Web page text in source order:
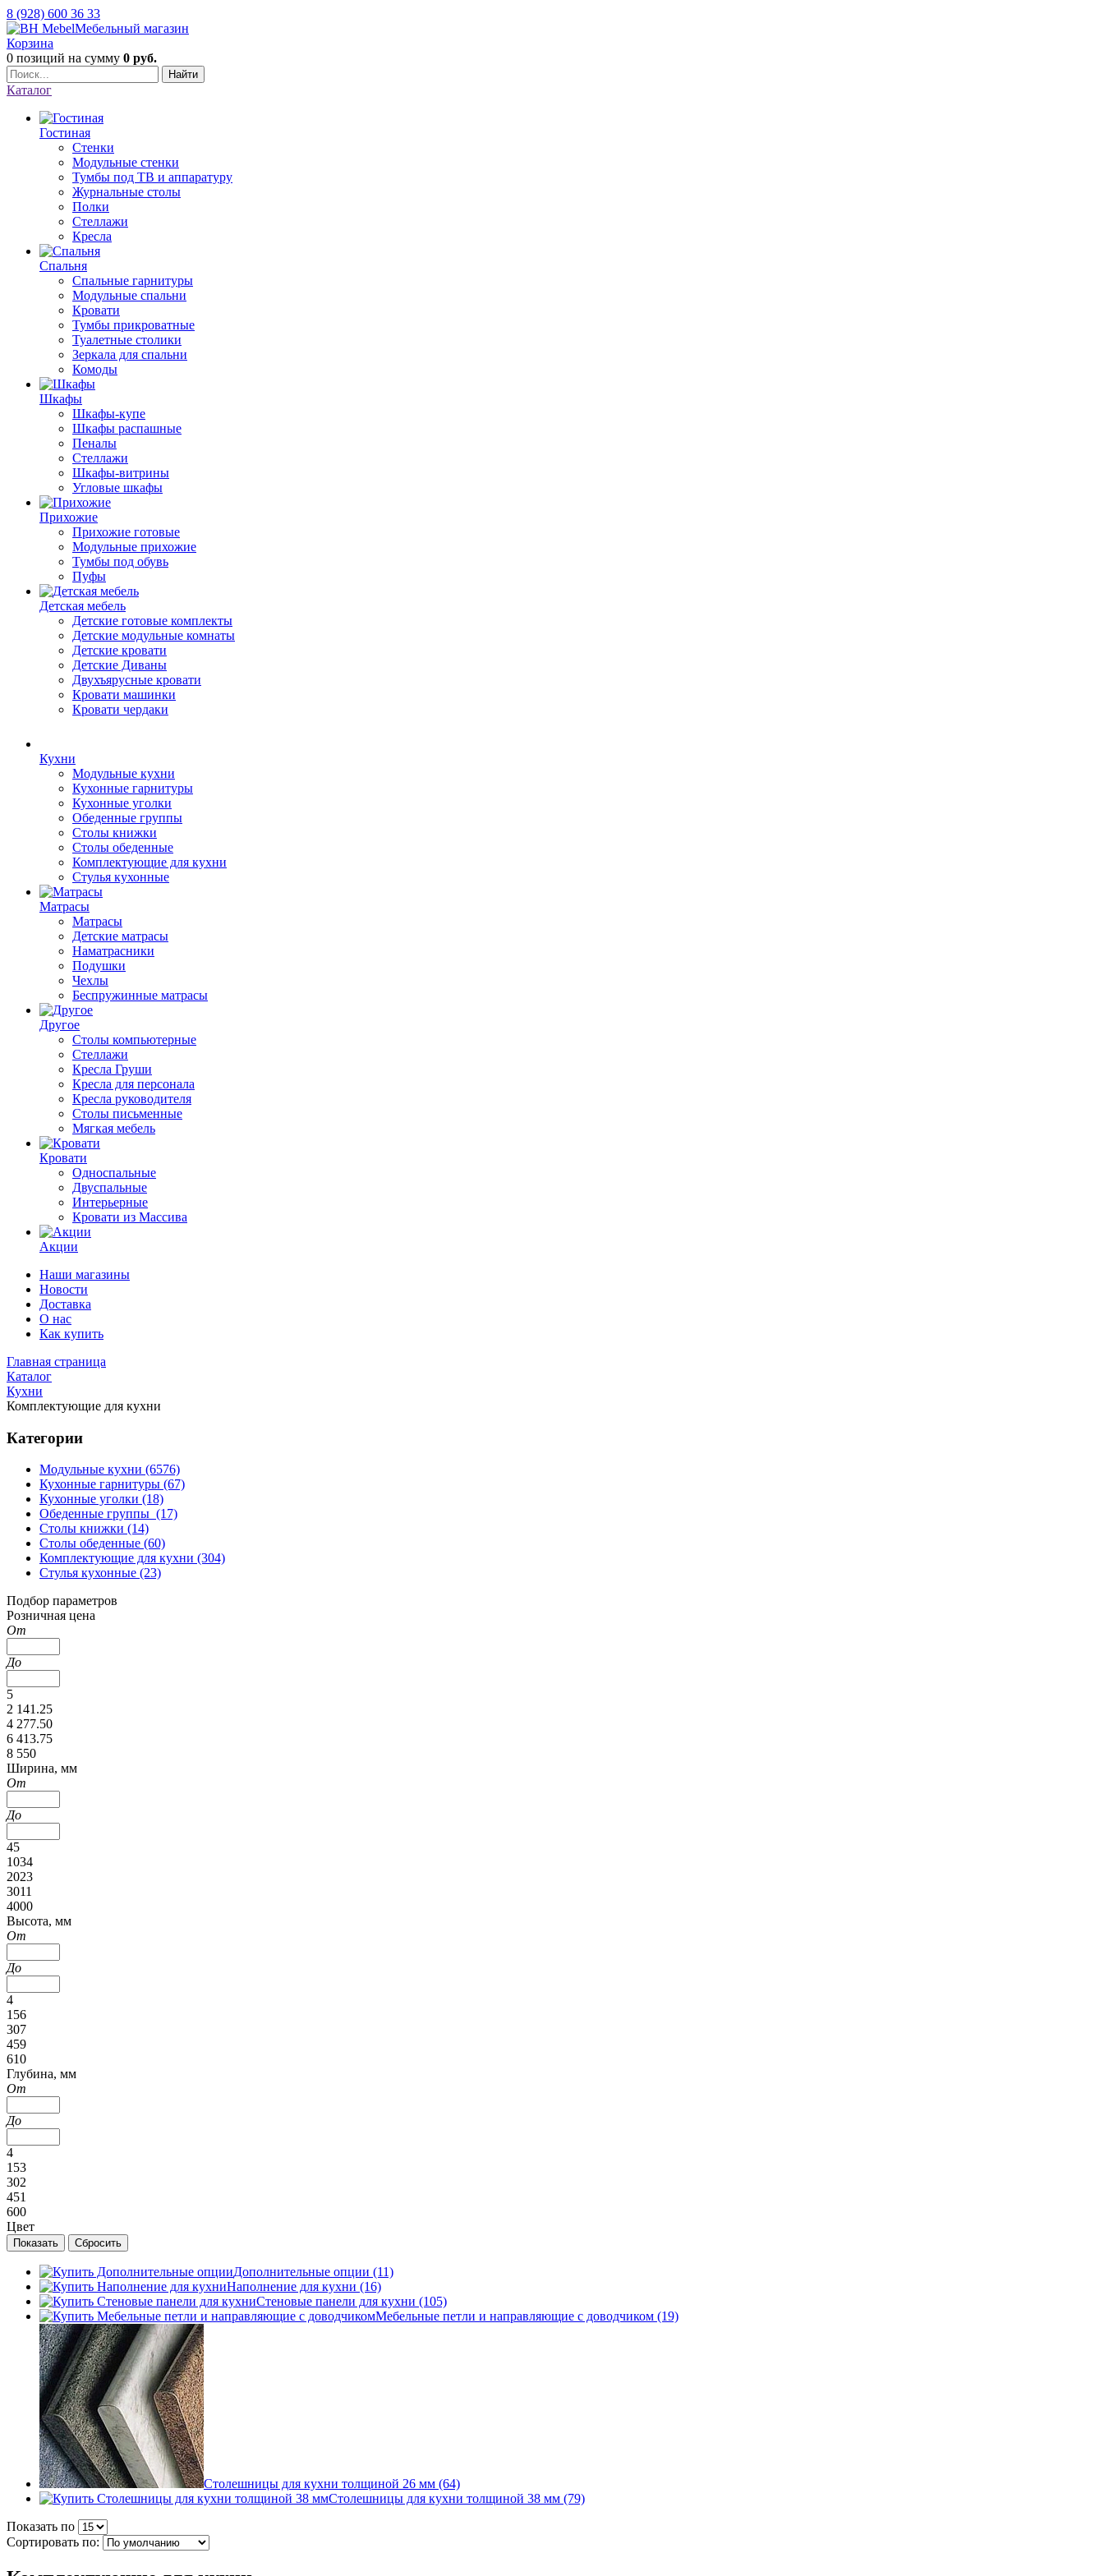
8 (928) 600 36 33
Мебельный магазин
Корзина
0 позиций на сумму 0 руб.
Найти
Каталог
Гостиная
Стенки
Модульные стенки
Тумбы под ТВ и аппаратуру
Журнальные столы
Полки
Стеллажи
Кресла
Спальня
Спальные гарнитуры
Модульные спальни
Кровати
Тумбы прикроватные
Туалетные столики
Зеркала для спальни
Комоды
Шкафы
Шкафы-купе
Шкафы распашные
Пеналы
Стеллажи
Шкафы-витрины
Угловые шкафы
Прихожие
Прихожие готовые
Модульные прихожие
Тумбы под обувь
Пуфы
Детская мебель
Детские готовые комплекты
Детские модульные комнаты
Детские кровати
Детские Диваны
Двухъярусные кровати
Кровати машинки
Кровати чердаки
Кухни
Модульные кухни
Кухонные гарнитуры
Кухонные уголки
Обеденные группы
Столы книжки
Столы обеденные
Комплектующие для кухни
Стулья кухонные
Матрасы
Матрасы
Детские матрасы
Наматрасники
Подушки
Чехлы
Беспружинные матрасы
Другое
Столы компьютерные
Стеллажи
Кресла Груши
Кресла для персонала
Кресла руководителя
Столы письменные
Мягкая мебель
Кровати
Односпальные
Двуспальные
Интерьерные
Кровати из Массива
Акции
Наши магазины
Новости
Доставка
О нас
Как купить
Главная страница
Каталог
Кухни
Комплектующие для кухни
Категории
Модульные кухни (6576)
Кухонные гарнитуры (67)
Кухонные уголки (18)
Обеденные группы (17)
Столы книжки (14)
Столы обеденные (60)
Комплектующие для кухни (304)
Стулья кухонные (23)
Подбор параметров
Розничная цена
От
До
5
2 141.25
4 277.50
6 413.75
8 550
Ширина, мм
От
До
45
1034
2023
3011
4000
Высота, мм
От
До
4
156
307
459
610
Глубина, мм
От
До
4
153
302
451
600
Цвет
Дополнительные опции (11)
Наполнение для кухни (16)
Стеновые панели для кухни (105)
Мебельные петли и направляющие с доводчиком (19)
Столешницы для кухни толщиной 26 мм (64)
Столешницы для кухни толщиной 38 мм (79)
Показать по
Сортировать по: